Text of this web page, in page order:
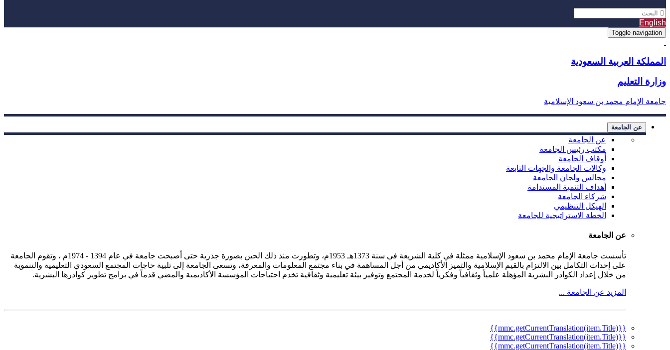
English
Toggle navigation
المملكة العربية السعودية
وزارة التعليم
جامعة الإمام محمد بن سعود الإسلامية
عن الجامعة
عن الجامعة
مكتب رئيس الجامعة
أوقاف الجامعة
وكالات الجامعة والجهات التابعة
مجالس ولجان الجامعة
أهداف التنمية المستدامة
شركاء الجامعة
الهيكل التنظيمي
الخطة الاستراتيجية للجامعة
عن الجامعة
تأسست جامعة الإمام محمد بن سعود الإسلامية ممثلة في كلية الشريعة في سنة 1373هـ 1953م، وتطورت منذ ذلك الحين بصورة جذرية حتى أصبحت جامعة في عام 1394 - 1974م ، وتقوم الجامعة
على إحداث التكامل بين الالتزام بالقيم الإسلامية والتميز الأكاديمي من أجل المساهمة في بناء مجتمع المعلومات والمعرفة، وتسعى الجامعة إلى تلبية حاجات المجتمع السعودي التعليمية والتنموية
من خلال إعداد الكوادر البشرية المؤهلة علمياً وثقافياً وفكرياً لخدمة المجتمع وتوفير بيئة تعليمية وثقافية تخدم احتياجات المؤسسة الأكاديمية والمضي قدماً في برامج تطوير كوادرها البشرية.
المزيد عن الجامعة ...
{{mmc.getCurrentTranslation(item.Title)}}
{{mmc.getCurrentTranslation(item.Title)}}
{{mmc.getCurrentTranslation(item.Title)}}